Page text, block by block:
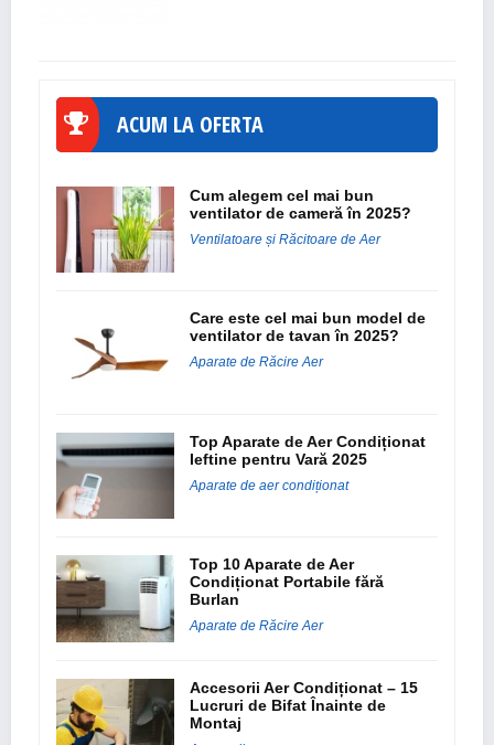
ACUM LA OFERTA
Cum alegem cel mai bun
ventilator de cameră în 2025?
Ventilatoare și Răcitoare de Aer
Care este cel mai bun model de
ventilator de tavan în 2025?
Aparate de Răcire Aer
Top Aparate de Aer Condiționat
Ieftine pentru Vară 2025
Aparate de aer condiționat
Top 10 Aparate de Aer
Condiționat Portabile fără
Burlan
Aparate de Răcire Aer
Accesorii Aer Condiționat – 15
Lucruri de Bifat Înainte de
Montaj